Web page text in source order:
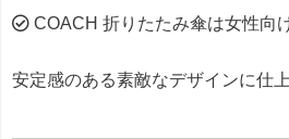
COACH 折りたたみ傘は女性向
安定感のある素敵なデザインに仕